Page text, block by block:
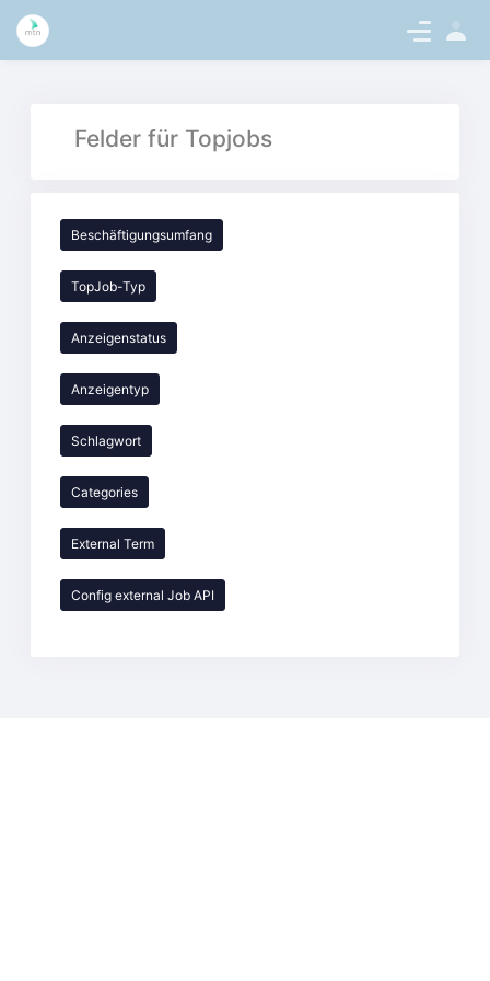
en-US
In
Felder für Topjobs
Beschäftigungsumfang
TopJob-Typ
Anzeigenstatus
Anzeigentyp
Schlagwort
Categories
External Term
Config external Job API